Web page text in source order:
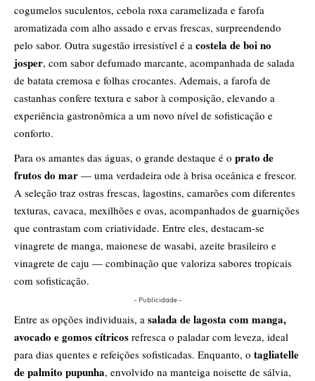
cogumelos suculentos, cebola roxa caramelizada e farofa
aromatizada com alho assado e ervas frescas, surpreendendo
pelo sabor. Outra sugestão irresistível é a costela de boi no
josper, com sabor defumado marcante, acompanhada de salada
de batata cremosa e folhas crocantes. Ademais, a farofa de
castanhas confere textura e sabor à composição, elevando a
experiência gastronômica a um novo nível de sofisticação e
conforto.
Para os amantes das águas, o grande destaque é o prato de
frutos do mar — uma verdadeira ode à brisa oceânica e frescor.
A seleção traz ostras frescas, lagostins, camarões com diferentes
texturas, cavaca, mexilhões e ovas, acompanhados de guarnições
que contrastam com criatividade. Entre eles, destacam-se
vinagrete de manga, maionese de wasabi, azeite brasileiro e
vinagrete de caju — combinação que valoriza sabores tropicais
com sofisticação.
- Publicidade -
Entre as opções individuais, a salada de lagosta com manga,
avocado e gomos cítricos refresca o paladar com leveza, ideal
para dias quentes e refeições sofisticadas. Enquanto, o tagliatelle
de palmito pupunha, envolvido na manteiga noisette de sálvia,